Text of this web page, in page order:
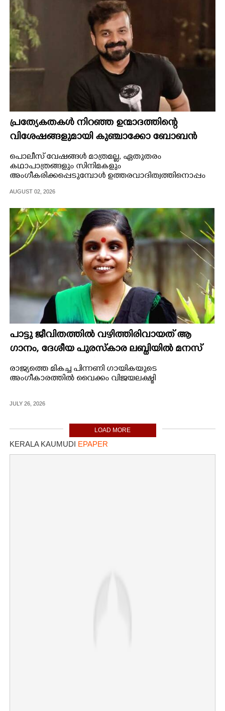
പ്രത്യേകതകൾ നിറഞ്ഞ ഉന്മാദത്തിന്റെ
വിശേഷങ്ങളുമായി കുഞ്ചാക്കോ ബോബൻ
പൊലീസ് വേഷങ്ങൾ മാത്രമല്ല, ഏതുതരം
കഥാപാത്രങ്ങളും സിനിമകളും
അംഗീകരിക്കപ്പെടുമ്പോൾ ഉത്തരവാദിത്വത്തിനൊപ്പം
AUGUST 02, 2026
പാട്ടു ജീവിതത്തിൽ വഴിത്തിരിവായത് ആ
ഗാനം, ദേശീയ പുരസ്കാര ലബ്ധിയിൽ മനസ്
തുറന്ന് വൈക്കം വിജയലക്ഷ്മി
രാജ്യത്തെ മികച്ച പിന്നണി ഗായികയുടെ
അംഗീകാരത്തിൽ വൈക്കം വിജയലക്ഷ്മി
JULY 26, 2026
LOAD MORE
KERALA KAUMUDI EPAPER